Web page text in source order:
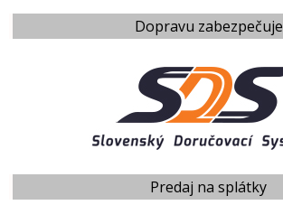
Dopravu zabezpečuje
Predaj na splátky